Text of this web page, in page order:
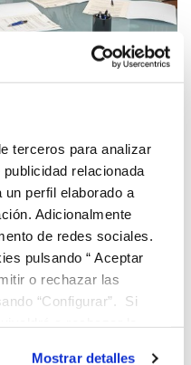
terceros para analizar
relacionada
perfil elaborado a
Adicionalmente
de redes sociales.
pulsando “ Aceptar
o rechazar las
“Configurar”. Si
Mostrar detalles
para potenciar el